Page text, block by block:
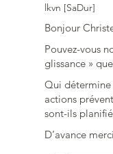
lkvn [SaDur]
Bonjour
Pouvez-vous
glissance »
Qui détermine
actions
sont-ils
D’avance